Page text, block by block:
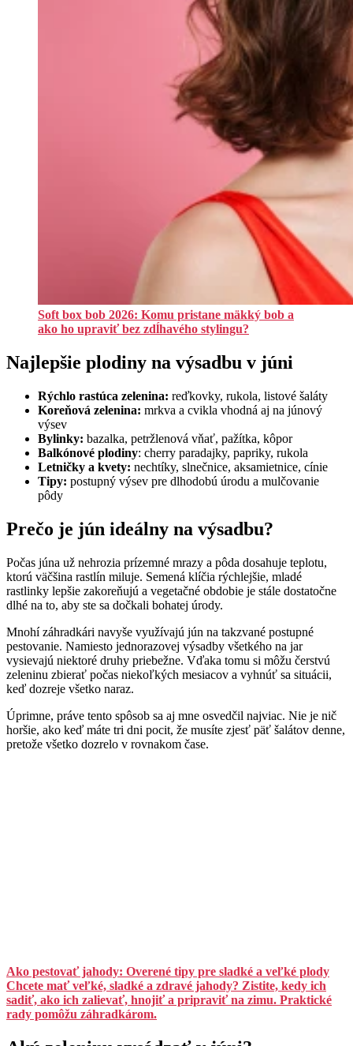
Soft box bob 2026: Komu pristane mäkký bob a
ako ho upraviť bez zdĺhavého stylingu?
Najlepšie plodiny na výsadbu v júni
Rýchlo rastúca zelenina: reďkovky, rukola, listové šaláty
Koreňová zelenina: mrkva a cvikla vhodná aj na júnový
výsev
Bylinky: bazalka, petržlenová vňať, pažítka, kôpor
Balkónové plodiny: cherry paradajky, papriky, rukola
Letničky a kvety: nechtíky, slnečnice, aksamietnice, cínie
Tipy: postupný výsev pre dlhodobú úrodu a mulčovanie
pôdy
Prečo je jún ideálny na výsadbu?
Počas júna už nehrozia prízemné mrazy a pôda dosahuje teplotu,
ktorú väčšina rastlín miluje. Semená klíčia rýchlejšie, mladé
rastlinky lepšie zakoreňujú a vegetačné obdobie je stále dostatočne
dlhé na to, aby ste sa dočkali bohatej úrody.
Mnohí záhradkári navyše využívajú jún na takzvané postupné
pestovanie. Namiesto jednorazovej výsadby všetkého na jar
vysievajú niektoré druhy priebežne. Vďaka tomu si môžu čerstvú
zeleninu zbierať počas niekoľkých mesiacov a vyhnúť sa situácii,
keď dozreje všetko naraz.
Úprimne, práve tento spôsob sa aj mne osvedčil najviac. Nie je nič
horšie, ako keď máte tri dni pocit, že musíte zjesť päť šalátov denne,
pretože všetko dozrelo v rovnakom čase.
Ako pestovať jahody: Overené tipy pre sladké a veľké plody
Chcete mať veľké, sladké a zdravé jahody? Zistite, kedy ich
sadiť, ako ich zalievať, hnojiť a pripraviť na zimu. Praktické
rady pomôžu záhradkárom.